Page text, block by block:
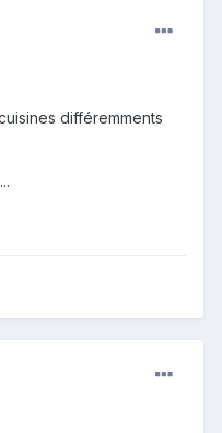
différemments